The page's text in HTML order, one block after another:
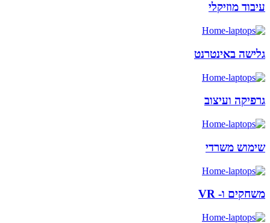
עיבוד מוזיקלי
גלישה באינטרנט
גרפיקה ועיצוב
שימוש משרדי
משחקים ו- VR